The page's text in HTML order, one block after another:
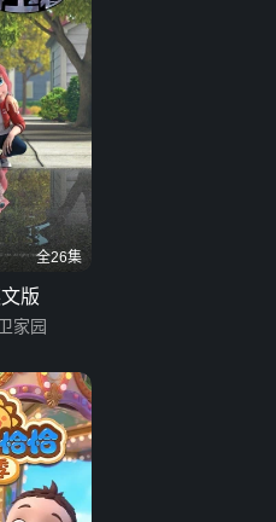
全26集
版
家园